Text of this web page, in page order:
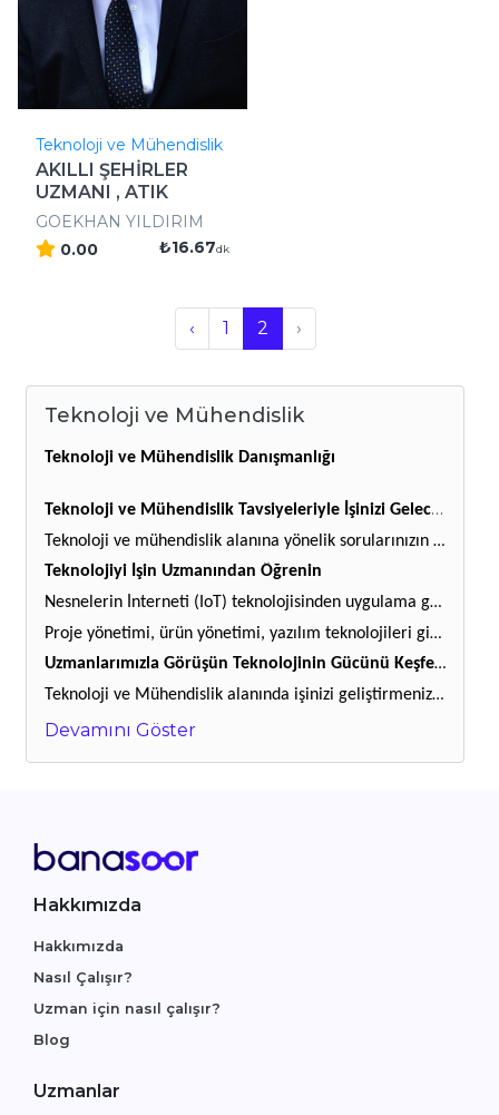
Teknoloji ve Mühendislik
AKILLI ŞEHİRLER
UZMANI , ATIK
YÖNETİMİ , ..
GOEKHAN YILDIRIM
0.00
₺16.67dk
‹ 1 2 ›
Teknoloji ve Mühendislik
Teknoloji ve Mühendislik Danışmanlığı
Teknoloji ve Mühendislik Tavsiyeleriyle İşinizi Geleceğe Taşıyın
Teknoloji ve mühendislik alanına yönelik sorularınızın cevabına ulaşarak her gün kendini yenileyen teknolojiler ve geleceği inşa eden dijital dönüşüm hakkında bilgi sahibi olabilirsiniz. İşinizi geliştirmek, proje ve ürünlerinizi geleceğe taşımak için uzman tavsiyesine başvurabilir, geleceğe yatırım yapabilirsiniz.
Teknolojiyi İşin Uzmanından Öğrenin
Nesnelerin İnterneti (IoT) teknolojisinden uygulama geliştirmeye, ürün yönetiminden proje yönetimine kadar pek çok konuya dair aklınıza takılan sorular için uzmanlarımıza danışabilirsiniz. Sunduğunuz ürün ve hizmeti yeni nesil teknolojilerle geliştirebilir, dijital dönüşüm sürecine siz de hızlıca adapte olabilirsiniz.
Proje yönetimi, ürün yönetimi, yazılım teknolojileri gibi pek çok alanda, tecrübeli uzmanlarımızla görüşerek doğru bilgiye ulaşabilirsiniz.
Uzmanlarımızla Görüşün Teknolojinin Gücünü Keşfedin
Teknoloji ve Mühendislik alanında işinizi geliştirmenize fayda sağlayacak bilgiye BanaSoor uzmanlarımızla hızlıca ulaşın. Görüşme öncesinde uzmanlarımızla iletişime geçerek bilgi alabilir, merak ettiğiniz konulara dair cevaplar için kolayca görüntülü görüşme talebi iletebilirsiniz. Teknolojinin gücünü keşfetmek için şimdi işin uzmanına danışın.
Devamını Göster
Hakkımızda
Hakkımızda
Nasıl Çalışır?
Uzman için nasıl çalışır?
Blog
Uzmanlar